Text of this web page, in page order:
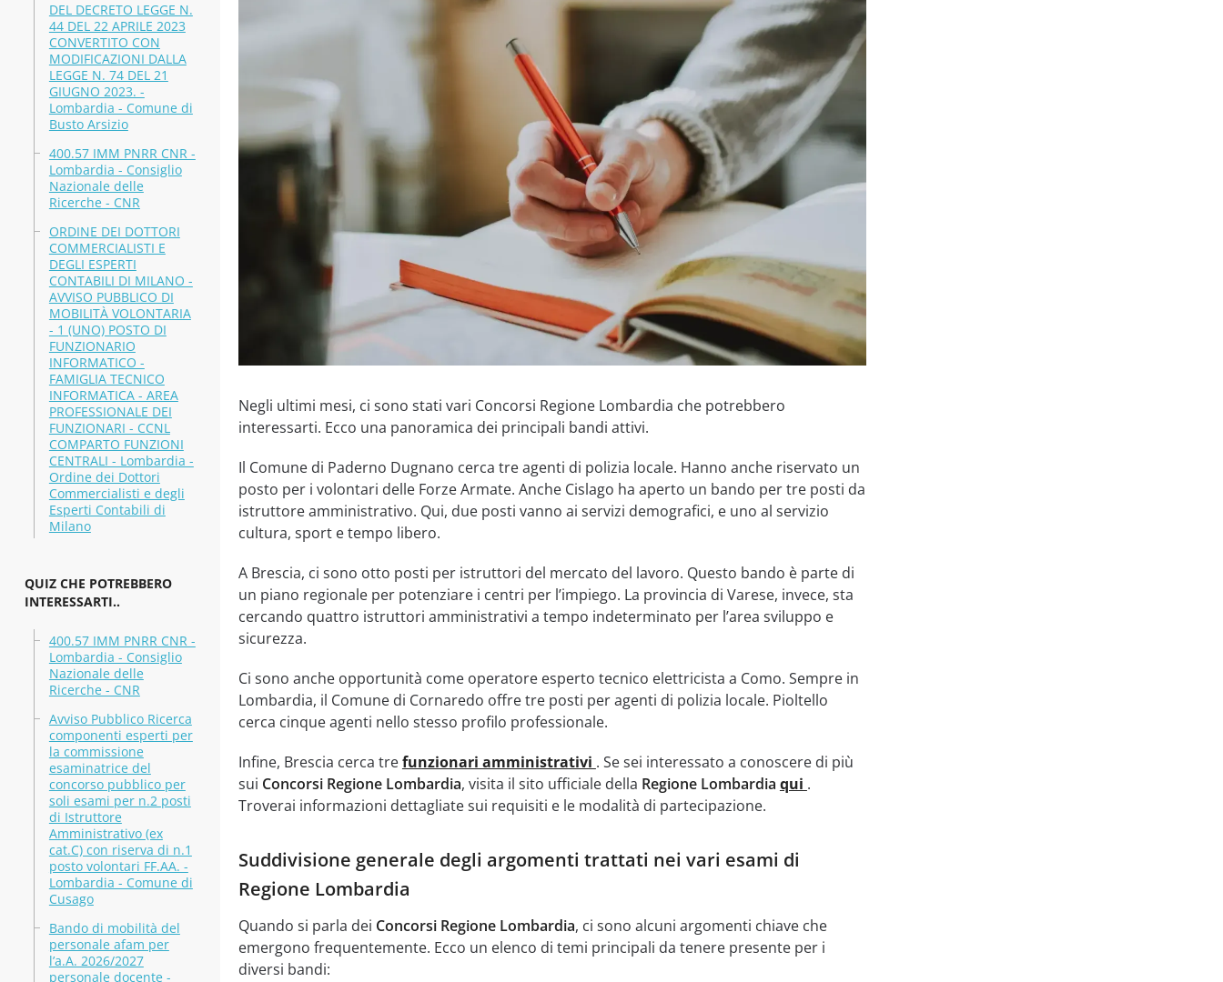
DEL DECRETO LEGGE N.
44 DEL 22 APRILE 2023
CONVERTITO CON
MODIFICAZIONI DALLA
LEGGE N. 74 DEL 21
GIUGNO 2023. -
Lombardia - Comune di
Busto Arsizio
400.57 IMM PNRR CNR -
Lombardia - Consiglio
Nazionale delle
Ricerche - CNR
ORDINE DEI DOTTORI
COMMERCIALISTI E
DEGLI ESPERTI
CONTABILI DI MILANO -
AVVISO PUBBLICO DI
MOBILITÀ VOLONTARIA
- 1 (UNO) POSTO DI
FUNZIONARIO
INFORMATICO -
FAMIGLIA TECNICO
INFORMATICA - AREA
PROFESSIONALE DEI
FUNZIONARI - CCNL
COMPARTO FUNZIONI
CENTRALI - Lombardia -
Ordine dei Dottori
Commercialisti e degli
Esperti Contabili di
Milano
QUIZ CHE POTREBBERO
INTERESSARTI..
400.57 IMM PNRR CNR -
Lombardia - Consiglio
Nazionale delle
Ricerche - CNR
Avviso Pubblico Ricerca
componenti esperti per
la commissione
esaminatrice del
concorso pubblico per
soli esami per n.2 posti
di Istruttore
Amministrativo (ex
cat.C) con riserva di n.1
posto volontari FF.AA. -
Lombardia - Comune di
Cusago
Bando di mobilità del
personale afam per
l’a.A. 2026/2027
personale docente -
Negli ultimi mesi, ci sono stati vari Concorsi Regione Lombardia che potrebbero
interessarti. Ecco una panoramica dei principali bandi attivi.
Il Comune di Paderno Dugnano cerca tre agenti di polizia locale. Hanno anche riservato un
posto per i volontari delle Forze Armate. Anche Cislago ha aperto un bando per tre posti da
istruttore amministrativo. Qui, due posti vanno ai servizi demografici, e uno al servizio
cultura, sport e tempo libero.
A Brescia, ci sono otto posti per istruttori del mercato del lavoro. Questo bando è parte di
un piano regionale per potenziare i centri per l’impiego. La provincia di Varese, invece, sta
cercando quattro istruttori amministrativi a tempo indeterminato per l’area sviluppo e
sicurezza.
Ci sono anche opportunità come operatore esperto tecnico elettricista a Como. Sempre in
Lombardia, il Comune di Cornaredo offre tre posti per agenti di polizia locale. Pioltello
cerca cinque agenti nello stesso profilo professionale.
Infine, Brescia cerca trefunzionari amministrativi . Se sei interessato a conoscere di più
sui Concorsi Regione Lombardia, visita il sito ufficiale della Regione Lombardia qui .
Troverai informazioni dettagliate sui requisiti e le modalità di partecipazione.
Suddivisione generale degli argomenti trattati nei vari esami di
Regione Lombardia
Quando si parla dei Concorsi Regione Lombardia, ci sono alcuni argomenti chiave che
emergono frequentemente. Ecco un elenco di temi principali da tenere presente per i
diversi bandi: